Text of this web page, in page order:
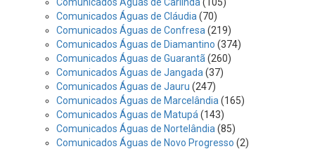
Comunicados Águas de Cláudia (70)
Comunicados Águas de Confresa (219)
Comunicados Águas de Diamantino (374)
Comunicados Águas de Guarantã (260)
Comunicados Águas de Jangada (37)
Comunicados Águas de Jauru (247)
Comunicados Águas de Marcelândia (165)
Comunicados Águas de Matupá (143)
Comunicados Águas de Nortelândia (85)
Comunicados Águas de Novo Progresso (2)